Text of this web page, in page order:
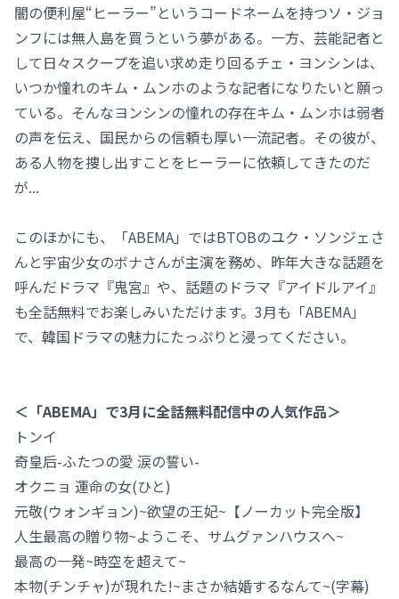
闇の便利屋“ヒーラー”というコードネームを持つソ・ジョ
ンフには無人島を買うという夢がある。一方、芸能記者と
して日々スクープを追い求め走り回るチェ・ヨンシンは、
いつか憧れのキム・ムンホのような記者になりたいと願っ
ている。そんなヨンシンの憧れの存在キム・ムンホは弱者
の声を伝え、国民からの信頼も厚い一流記者。その彼が、
ある人物を捜し出すことをヒーラーに依頼してきたのだ
が...
このほかにも、「ABEMA」ではBTOBのユク・ソンジェさ
んと宇宙少女のボナさんが主演を務め、昨年大きな話題を
呼んだドラマ『鬼宮』や、話題のドラマ『アイドルアイ』
も全話無料でお楽しみいただけます。3月も「ABEMA」
で、韓国ドラマの魅力にたっぷりと浸ってください。
＜「ABEMA」で3月に全話無料配信中の人気作品＞
トンイ
奇皇后-ふたつの愛 涙の誓い-
オクニョ 運命の女(ひと)
元敬(ウォンギョン)~欲望の王妃~【ノーカット完全版】
人生最高の贈り物~ようこそ、サムグァンハウスへ~
最高の一発~時空を超えて~
本物(チンチャ)が現れた!~まさか結婚するなんて~(字幕)